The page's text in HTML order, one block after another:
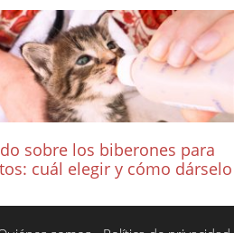
sobre los biberones para
cuál elegir y cómo dárselo